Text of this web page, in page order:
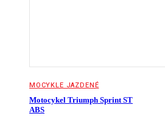
MOCYKLE JAZDENÉ
Motocykel Triumph Sprint ST
ABS